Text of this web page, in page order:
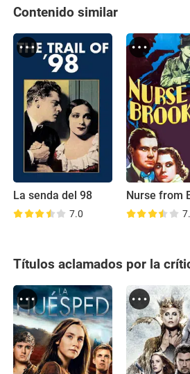
Contenido similar
La senda del 98
7.0
Títulos aclamados por la